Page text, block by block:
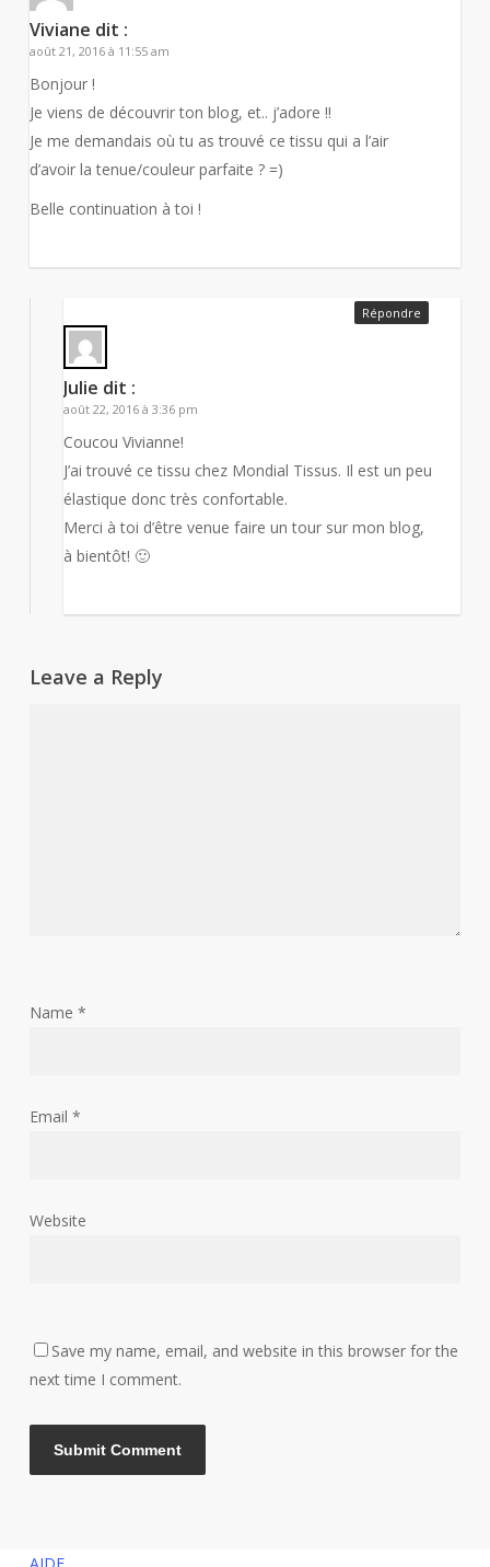
Viviane dit :
août 21, 2016 à 11:55 am
Bonjour !
Je viens de découvrir ton blog, et.. j’adore !!
Je me demandais où tu as trouvé ce tissu qui a l’air
d’avoir la tenue/couleur parfaite ? =)
Belle continuation à toi !
Julie dit :
août 22, 2016 à 3:36 pm
Coucou Vivianne!
J’ai trouvé ce tissu chez Mondial Tissus. Il est un peu
élastique donc très confortable.
Merci à toi d’être venue faire un tour sur mon blog,
à bientôt! 🙂
Répondre
Leave a Reply
Name *
Email *
Website
Save my name, email, and website in this browser for the
next time I comment.